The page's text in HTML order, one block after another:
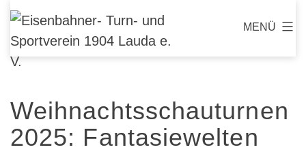
Zum
Inhalt
springen
Eisenbahner-
Turn-
und
1904
Lauda
e.
MENÜ
Weihnachtsschauturnen
2025: Fantasiewelten